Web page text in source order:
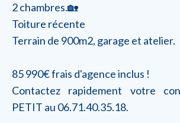
2 chambres.🏡
Toiture récente
Terrain de 900m2, garage et atelier.
85 990€ frais d'agence inclus !
Contactez rapidement votre
PETIT au 06.71.40.35.18.